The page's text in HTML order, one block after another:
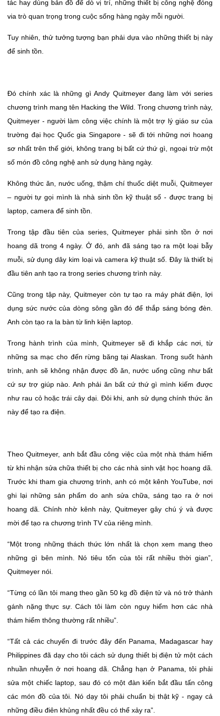
tác hay dùng bản đồ để dò vị trí, những thiết bị công nghệ đóng
via trò quan trọng trong cuộc sống hàng ngày mỗi người.
Tuy nhiên, thử tưởng tượng bạn phải dựa vào những thiết bị này
để sinh tồn.
Đó chính xác là những gì Andy Quitmeyer đang làm với series
chương trình mang tên Hacking the Wild. Trong chương trình này,
Quitmeyer - người làm công việc chính là một trợ lý giáo sư của
trường đại học Quốc gia Singapore - sẽ đi tới những nơi hoang
sơ nhất trên thế giới, không trang bị bất cứ thứ gì, ngoại trừ một
số món đồ công nghệ anh sử dụng hàng ngày.
Không thức ăn, nước uống, thậm chí thuốc diệt muỗi, Quitmeyer
– người tự gọi mình là nhà sinh tồn kỹ thuật số - được trang bị
laptop, camera để sinh tồn.
Trong tập đầu tiên của series, Quitmeyer phải sinh tồn ở nơi
hoang dã trong 4 ngày. Ở đó, anh đã sáng tạo ra một loại bẫy
muỗi, sử dụng dây kim loại và camera kỹ thuật số. Đây là thiết bị
đầu tiên anh tạo ra trong series chương trình này.
Cũng trong tập này, Quitmeyer còn tự tạo ra máy phát điện, lợi
dụng sức nước của dòng sông gần đó để thắp sáng bóng đèn.
Anh còn tạo ra la bàn từ linh kiện laptop.
Trong hành trình của mình, Quitmeyer sẽ đi khắp các nơi, từ
những sa mạc cho đến rừng băng tại Alaskan. Trong suốt hành
trình, anh sẽ không nhận được đồ ăn, nước uống cũng như bất
cứ sự trợ giúp nào. Anh phải ăn bất cứ thứ gì mình kiếm được
như rau cỏ hoặc trái cây dại. Đôi khi, anh sử dụng chính thức ăn
này để tạo ra điện.
Theo Quitmeyer, anh bắt đầu công việc của một nhà thám hiểm
từ khi nhận sửa chữa thiết bị cho các nhà sinh vật học hoang dã.
Trước khi tham gia chương trình, anh có một kênh YouTube, nơi
ghi lại những sản phẩm do anh sửa chữa, sáng tạo ra ở nơi
hoang dã. Chính nhờ kênh này, Quitmeyer gây chú ý và được
mời để tạo ra chương trình TV của riêng mình.
“Một trong những thách thức lớn nhất là chọn xem mang theo
những gì bên mình. Nó tiêu tốn của tôi rất nhiều thời gian”,
Quitmeyer nói.
“Từng có lần tôi mang theo gần 50 kg đồ điện tử và nó trở thành
gánh nặng thực sự. Cách tôi làm còn nguy hiểm hơn các nhà
thám hiểm thông thường rất nhiều”.
“Tất cả các chuyến đi trước đây đến Panama, Madagascar hay
Philippines đã dạy cho tôi cách sử dụng thiết bị điện tử một cách
nhuần nhuyễn ở nơi hoang dã. Chẳng hạn ở Panama, tôi phải
sửa một chiếc laptop, sau đó có một đàn kiến bắt đầu tấn công
các món đồ của tôi. Nó dạy tôi phải chuẩn bị thật kỹ - ngay cả
những điều điên khủng nhất đều có thể xảy ra”.